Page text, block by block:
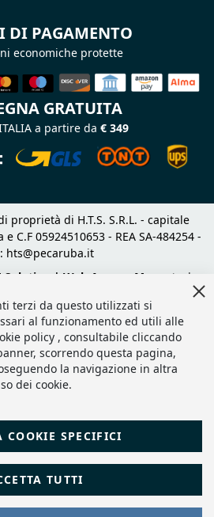
DI PAGAMENTO
economiche protette
GRATUITA
a partire da € 349
proprietà di H.T.S. S.R.L. - capitale
C.F 05924510653 - REA SA-484254 -
hts@pecaruba.it
Solution | Web Agency Magento
|
terzi da questo utilizzati si
al funzionamento ed utili alle
policy , consultabile cliccando
scorrendo questa pagina,
la navigazione in altra
dei cookie.
TUTTI
COOKIE SPECIFICI